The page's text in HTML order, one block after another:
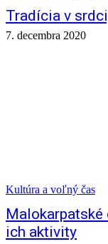
Tradícia v
7. decembra 2020
Kultúra a voľný čas
ich aktivity